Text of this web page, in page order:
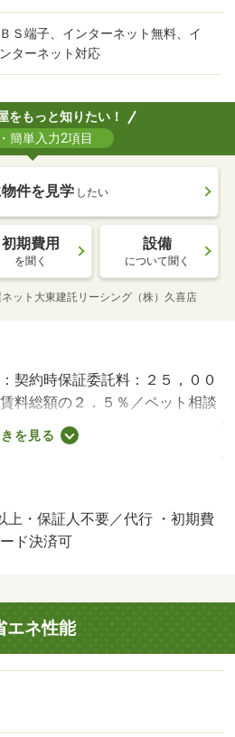
ＢＳ端子、インターネット無料、イ
ンターネット対応
をもっと知りたい！
簡単入力2項目
件を見学 したい
初期費用
を聞く
設備
について聞く
ット大東建託リーシング（株）久喜店
契約時保証委託料：２５，００
料総額の２．５％／ペット相談
￥８００００が契約時必要。駐
り／更新事務手数料２２０００
別／バルコニー／エアコン／フ
面台／ＴＶインターホン／浴室
ーズボックス／システムキッチ
ングヒーター／照明付／ウォー
不要／エアコン２台／ネット使
納／雨戸／２４時間換気システ
センサー／浴室１坪以上／セキ
ガス／シャッター／室内物干機
件／ＬＧＢＴフレンドリー／初
を見る
上・保証人不要／代行 ・初期費
ド決済可
エネ性能